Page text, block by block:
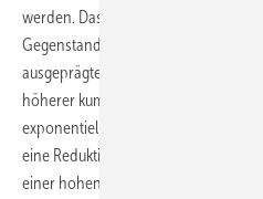
werden. Das Risiko für
Gegenstand der Berufskrankheit BK-
ausgeprägte exponentielle Dosis-
höherer kumulativer UV-Dosis steigt
exponentiell an. Daraus lässt sich
eine Reduktion von 2000 SED für
einer hohen kumulativen UV-Dosis